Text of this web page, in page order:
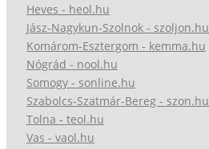
Heves - heol.hu
Jász-Nagykun-Szolnok - szoljon.hu
Komárom-Esztergom - kemma.hu
Nógrád - nool.hu
Somogy - sonline.hu
Szabolcs-Szatmár-Bereg - szon.hu
Tolna - teol.hu
Vas - vaol.hu